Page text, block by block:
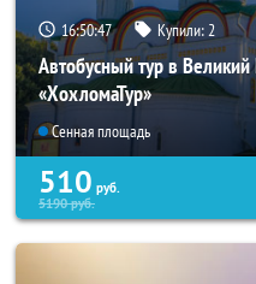
16:50:44 Купили: 2
Автобусный тур в
«ХохломаТур»
Сенная площадь
510 руб.
5190руб.